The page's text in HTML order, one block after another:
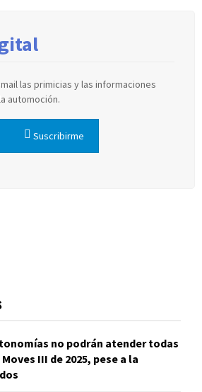
las primicias y las informaciones
automoción.
Suscribirme
no podrán atender todas
III de 2025, pese a la